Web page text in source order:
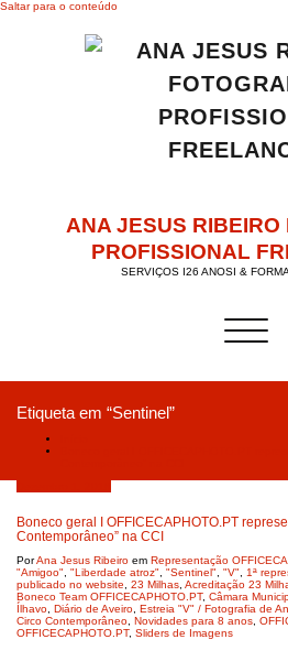
Saltar para o conteúdo
ANA JESUS RIBEIRO
PROFISSIONAL
SERVIÇOS I26 ANOSI &
Alternar
Etiqueta em “Sentinel”
Boneco geral I OFFICECAPHOTO.PT
Contemporâneo” na CCI
PorAna Jesus Ribeiro em Representação
"Amigoo" "Liberdade atroz" "Sentinel" "V" 1ª
publicado no website
23 Milhas Acreditação 23
Boneco Team OFFICECAPHOTO.PT, Câmara
Ílhavo Diário de Aveiro Estreia "V" / Fotografia de
Circo Contemporâneo Novidades para 8 anos
OFFICECAPHOTO.PT, Sliders de Imagens